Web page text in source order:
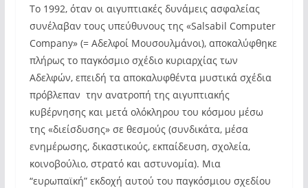
Το 1992, όταν οι αιγυπτιακές δυνάμεις ασφαλείας
συνέλαβαν τους υπεύθυνους της «Salsabil Computer
Company» (= Αδελφοί Μουσουλμάνοι), αποκαλύφθηκε
πλήρως το παγκόσμιο σχέδιο κυριαρχίας των
Αδελφών, επειδή τα αποκαλυφθέντα μυστικά σχέδια
πρόβλεπαν την ανατροπή της αιγυπτιακής
κυβέρνησης και μετά ολόκληρου του κόσμου μέσω
της «διείσδυσης» σε θεσμούς (συνδικάτα, μέσα
ενημέρωσης, δικαστικούς, εκπαίδευση, σχολεία,
κοινοβούλιο, στρατό και αστυνομία). Μια
“ευρωπαϊκή” εκδοχή αυτού του παγκόσμιου σχεδίου